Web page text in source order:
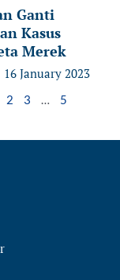
Ganti
Kasus
Merek
16 January 2023
2 3 5